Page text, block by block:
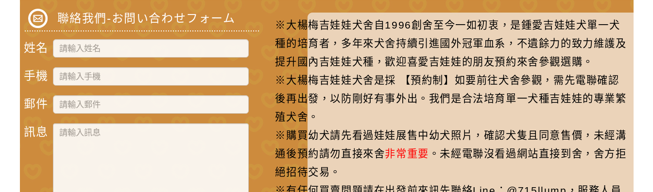
聯絡我們-お問い合わせフォーム
姓名
手機
郵件
訊息
※大楊梅吉娃娃犬舍自1996創舍至今一如初衷，是鍾愛吉娃娃犬單一犬
種的培育者，多年來犬舍持續引進國外冠軍血系，不遺餘力的致力維護及
提升國內吉娃娃犬種，歡迎喜愛吉娃娃的朋友預約來舍參觀選購。
※大楊梅吉娃娃犬舍是採 【預約制】如要前往犬舍參觀，需先電聯確認
後再出發，以防剛好有事外出。我們是合法培育單一犬種吉娃娃的專業繁
殖犬舍。
※購買幼犬請先看過娃娃展售中幼犬照片，確認犬隻且同意售價，未經溝
通後預約請勿直接來舍非常重要 。未經電聯沒看過網站直接到舍，舍方拒
絕招待交易。